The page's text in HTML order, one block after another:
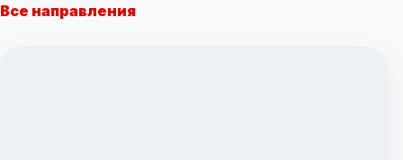
Все направления